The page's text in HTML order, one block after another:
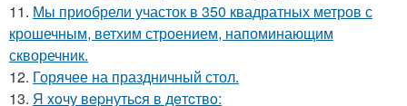
11. Мы приобрели участок в 350 квадратных метров с
крошечным, ветхим строением, напоминающим
скворечник.
12. Горячее на праздничный стол.
13. Я xoчу вepнутьcя в дeтcтвo: